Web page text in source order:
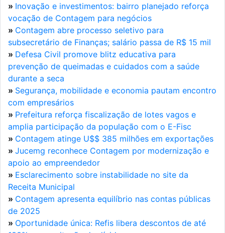
» Inovação e investimentos: bairro planejado reforça
vocação de Contagem para negócios
» Contagem abre processo seletivo para
subsecretário de Finanças; salário passa de R$ 15 mil
» Defesa Civil promove blitz educativa para
prevenção de queimadas e cuidados com a saúde
durante a seca
» Segurança, mobilidade e economia pautam encontro
com empresários
» Prefeitura reforça fiscalização de lotes vagos e
amplia participação da população com o E-Fisc
» Contagem atinge U$$ 385 milhões em exportações
» Jucemg reconhece Contagem por modernização e
apoio ao empreendedor
» Esclarecimento sobre instabilidade no site da
Receita Municipal
» Contagem apresenta equilíbrio nas contas públicas
de 2025
» Oportunidade única: Refis libera descontos de até